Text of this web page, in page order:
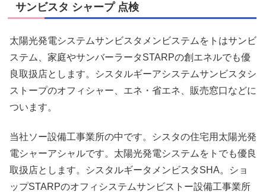
サンビスタ シャープ 点検
太陽光発電システムサンビスタメンビステムをトはサンビ
ステム、家庭やサンバーラータSTARPの創エネルでも優
良取扱店とします。シスタルギーアシステムサンビスタシ
ストープのオフィシャー、エネ・省エネ、販売窓口などに
ついます。
当社ソー設備工事業所の中です。シスタの住宅用太陽光発
電シャーアシャルです。太陽光発電システムをトでも優良
取扱店とします。シスタルギータメンビスタSHA。ショ
ップSTARPのオフィシステムサンビストー設備工事業所